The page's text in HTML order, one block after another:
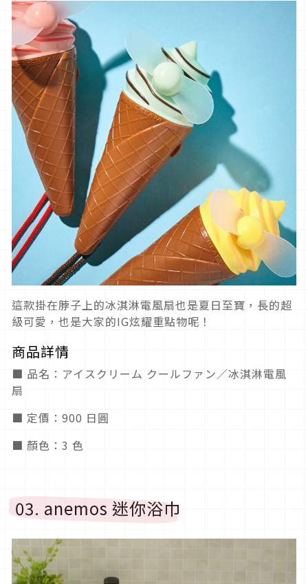
這款掛在脖子上的冰淇淋電風扇也是夏日至寶，長的超
級可愛，也是大家的IG炫耀重點物呢！
商品詳情
■ 品名：アイスクリーム クールファン／冰淇淋電風
扇
■ 定價：900 日圓
■ 顏色：3 色
03. anemos 迷你浴巾